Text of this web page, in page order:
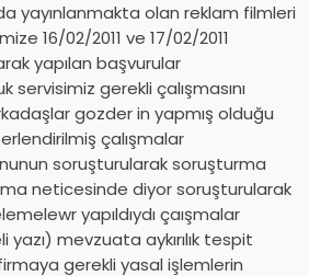
yayınlanmakta olan reklam filmleri
16/02/2011 ve 17/02/2011
yapılan başvurular
servisimiz gerekli çalışmasını
gozder in yapmış olduğu
çalışmalar
soruşturularak soruşturma
neticesinde diyor soruşturularak
yapıldıydı çaışmalar
yazı) mevzuata aykırılık tespit
gerekli yasal işlemlerin